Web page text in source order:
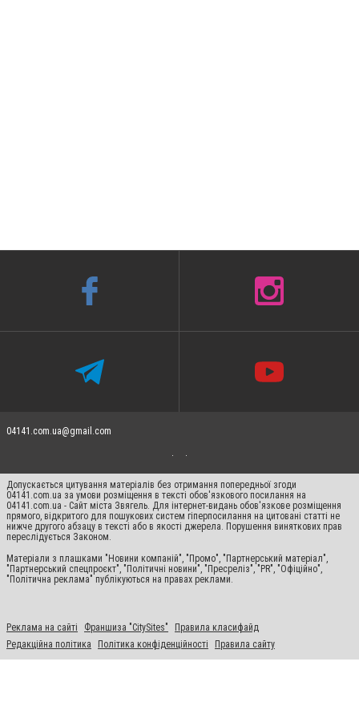
04141.com.ua@gmail.com
Допускається цитування матеріалів без отримання попередньої згоди
04141.com.ua за умови розміщення в тексті обов'язкового посилання на
04141.com.ua - Сайт міста Звягель. Для інтернет-видань обов'язкове розміщення
прямого, відкритого для пошукових систем гіперпосилання на цитовані статті не
нижче другого абзацу в тексті або в якості джерела. Порушення виняткових прав
переслідується Законом.
Матеріали з плашками "Новини компаній", "Промо", "Партнерський матеріал",
"Партнерський спецпроєкт", "Політичні новини", "Пресреліз", "PR", "Офіційно",
"Політична реклама" публікуються на правах реклами.
Реклама на сайті Франшиза "CitySites"
Правила класифайд
Редакційна політика
Політика конфіденційності Правила сайту